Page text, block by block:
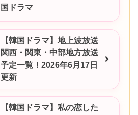
国ドラマ
【韓国ドラマ】地上波放送
関西・関東・中部地方放送
予定一覧！2026年6月17日
更新
【韓国ドラマ】私の恋した